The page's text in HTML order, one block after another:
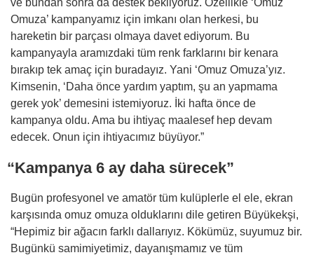
Omuza’ kampanyamız için imkanı olan herkesi, bu
hareketin bir parçası olmaya davet ediyorum. Bu
kampanyayla aramızdaki tüm renk farklarını bir kenara
bırakıp tek amaç için buradayız. Yani ‘Omuz Omuza’yız.
Kimsenin, ‘Daha önce yardım yaptım, şu an yapmama
gerek yok’ demesini istemiyoruz. İki hafta önce de
kampanya oldu. Ama bu ihtiyaç maalesef hep devam
edecek. Onun için ihtiyacımız büyüyor.”
“Kampanya 6 ay daha sürecek”
Bugün profesyonel ve amatör tüm kulüplerle el ele, ekran
karşısında omuz omuza olduklarını dile getiren Büyükekşi,
“Hepimiz bir ağacın farklı dallarıyız. Kökümüz, suyumuz bir.
Bugünkü samimiyetimiz, dayanışmamız ve tüm